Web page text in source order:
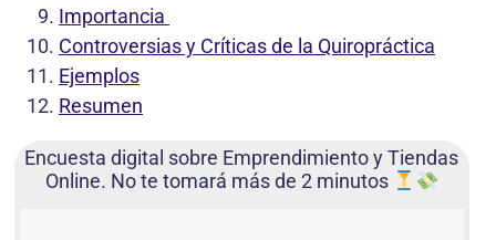
Importancia
Controversias y Críticas de la Quiropráctica
Ejemplos
Resumen
Encuesta digital sobre Emprendimiento y Tiendas
Online. No te tomará más de 2 minutos